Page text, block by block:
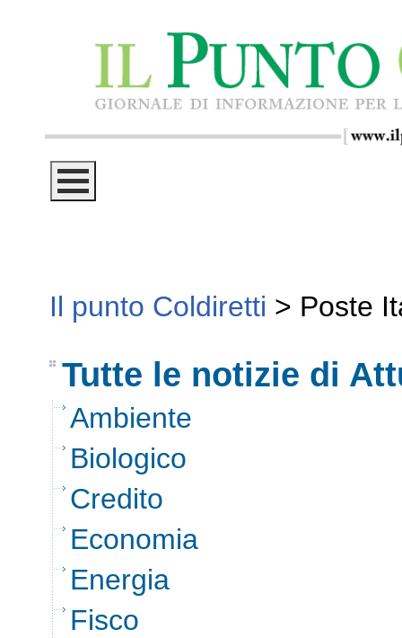
Il punto Coldiretti > Poste
Tutte le notizie di
Ambiente
Biologico
Credito
Economia
Energia
Fisco